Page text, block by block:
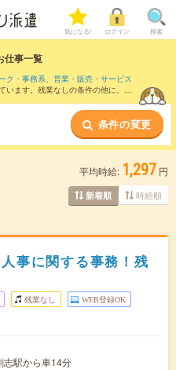
気になる! ログイン 検索
仕事一覧
ク・事務系、 営業・販売・サービス
います。残業なしの条件の他に、 交
条件の変更
平均時給: 1,297 円
新着順 時給順
事に関する事務！残
残業なし WEB登録OK
志駅から車14分